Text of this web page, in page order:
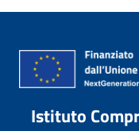
Istituto